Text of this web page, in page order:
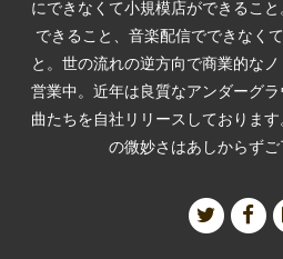
にできなくて小規模店ができるこ
できること、音楽配信でできなく
と。世の流れの逆方向で商業的な
営業中。近年は良質なアンダーグ
曲たちを自社リリースしておりま
の微妙さはあしからずご